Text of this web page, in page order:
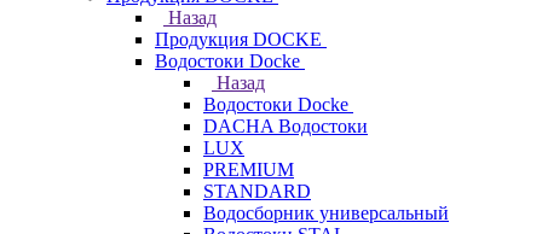
Назад
Продукция DOCKE
Водостоки Docke
Назад
Водостоки Docke
DACHA Водостоки
LUX
PREMIUM
STANDARD
Водосборник универсальный